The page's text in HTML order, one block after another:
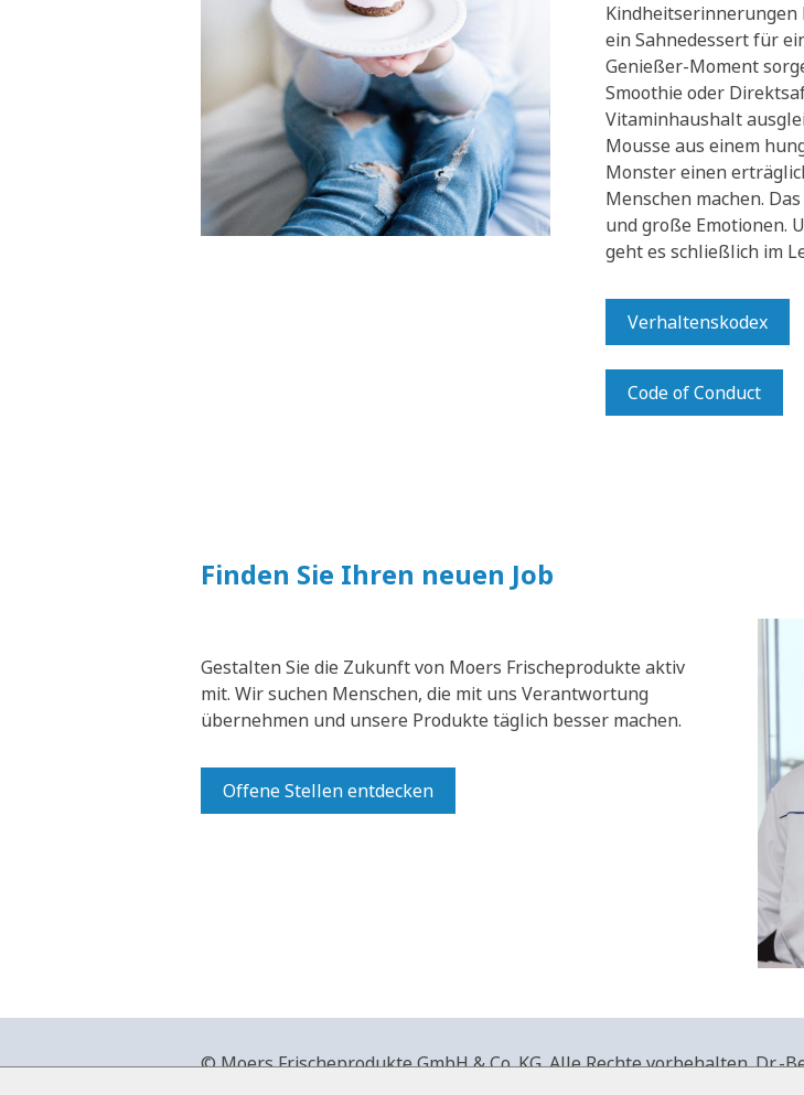
ein Sahnedessert für
Genießer-Moment
Smoothie oder
Vitaminhaushalt
Mousse aus einem
Monster einen
Menschen machen.
und große Emotionen.
geht es schließlich im
Verhaltenskodex
Code of Conduct
Finden Sie Ihren neuen Job
Gestalten Sie die Zukunft von Moers Frischeprodukte aktiv
mit. Wir suchen Menschen, die mit uns Verantwortung
übernehmen und unsere Produkte täglich besser machen.
Offene Stellen entdecken
© Moers Frischeprodukte GmbH & Co. KG. Alle Rechte vorbehalten.Dr.-